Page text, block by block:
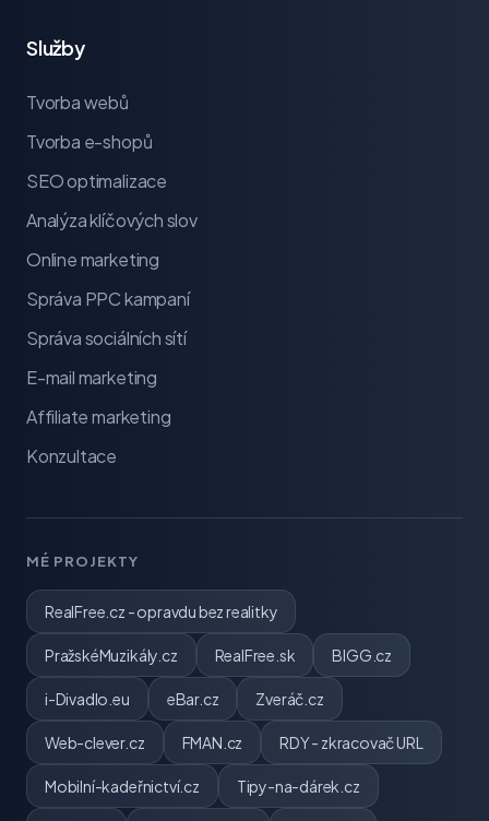
Služby
Tvorba webů
Tvorba e-shopů
SEO optimalizace
Analýza klíčových slov
Online marketing
Správa PPC kampaní
Správa sociálních sítí
E-mail marketing
Affiliate marketing
Konzultace
MÉ PROJEKTY
RealFree.cz - opravdu bez realitky
PražskéMuzikály.cz RealFree.sk BIGG.cz
i-Divadlo.eu eBar.cz Zveráč.cz
Web-clever.cz FMAN.cz RDY - zkracovač URL
Mobilní-kadeřnictví.cz Tipy-na-dárek.cz